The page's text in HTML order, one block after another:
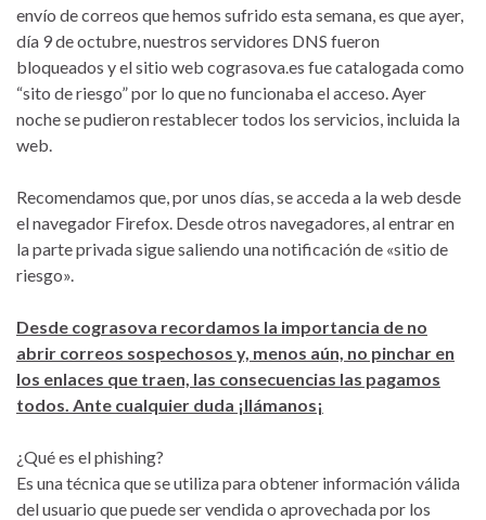
envío de correos que hemos sufrido esta semana, es que ayer,
día 9 de octubre, nuestros servidores DNS fueron
bloqueados y el sitio web cograsova.es fue catalogada como
“sito de riesgo” por lo que no funcionaba el acceso. Ayer
noche se pudieron restablecer todos los servicios, incluida la
web.
Recomendamos que, por unos días, se acceda a la web desde
el navegador Firefox. Desde otros navegadores, al entrar en
la parte privada sigue saliendo una notificación de «sitio de
riesgo».
Desde cograsova recordamos la importancia de no
abrir correos sospechosos y, menos aún, no pinchar en
los enlaces que traen, las consecuencias las pagamos
todos. Ante cualquier duda ¡llámanos¡
¿Qué es el phishing?
Es una técnica que se utiliza para obtener información válida
del usuario que puede ser vendida o aprovechada por los